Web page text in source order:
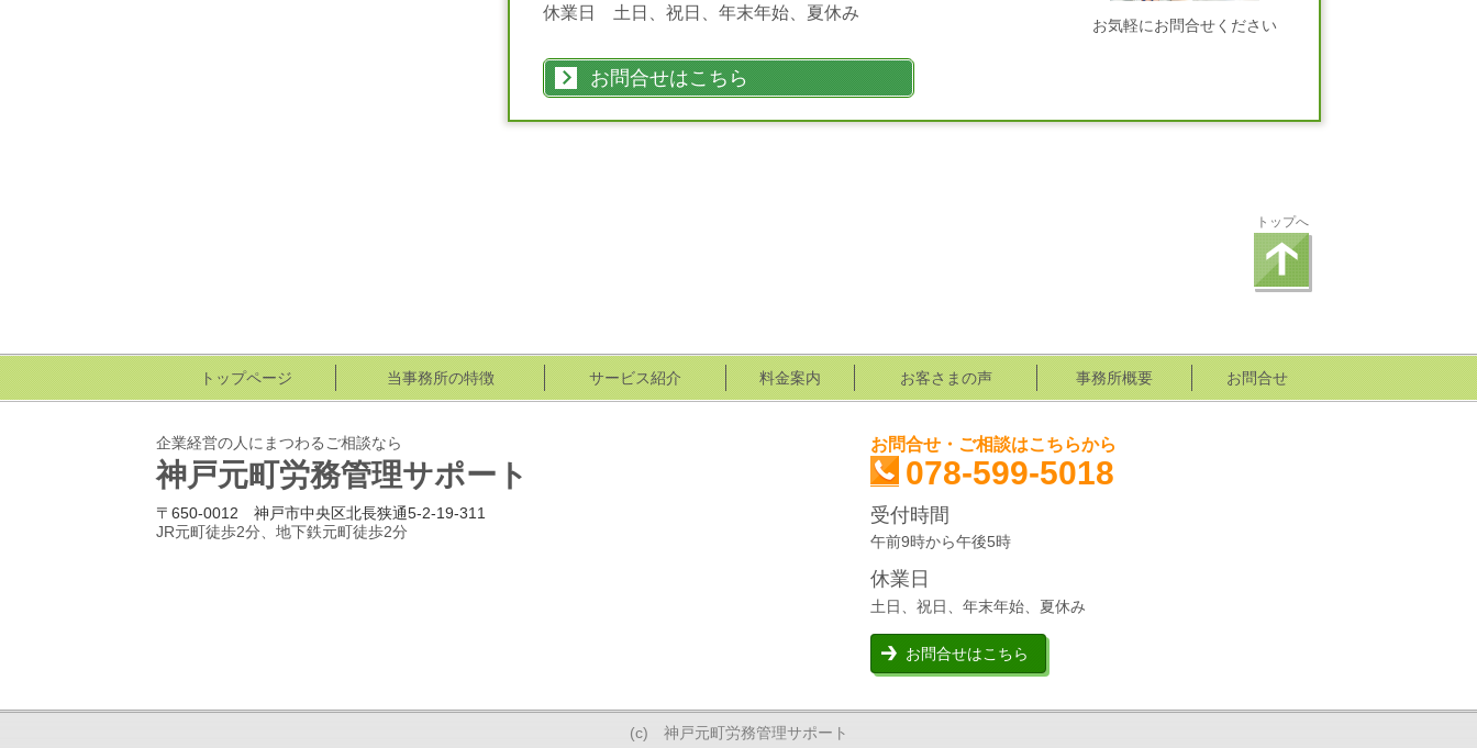
お気軽にお問合せください
休業日 土日、祝日、年末年始、夏休み
お問合せはこちら
トップへ
トップページ 当事務所の特徴 サービス紹介 料金案内 お客さまの声 事務所概要 お問合せ
企業経営の人にまつわるご相談なら
神戸元町労務管理サポート
〒650-0012 神戸市中央区北長狭通5-2-19-311
JR元町徒歩2分、地下鉄元町徒歩2分
お問合せ・ご相談はこちらから
078-599-5018
受付時間
午前9時から午後5時
休業日
土日、祝日、年末年始、夏休み
お問合せはこちら
(c) 神戸元町労務管理サポート